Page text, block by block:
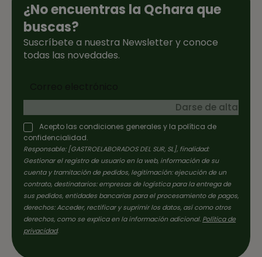
¿No encuentras la Qchara que
buscas?
Suscríbete a nuestra Newsletter y conoce
todas las novedades.
Darse de alta
Acepto las condiciones generales y la política de
confidencialidad.
Responsable: [GASTROELABORADOS DEL SUR, SL], finalidad:
Gestionar el registro de usuario en la web, información de su
cuenta y tramitación de pedidos, legitimación: ejecución de un
contrato, destinatarios: empresas de logística para la entrega de
sus pedidos, entidades bancarias para el procesamiento de pagos,
derechos: Acceder, rectificar y suprimir los datos, así como otros
derechos, como se explica en la información adicional. Política de
privacidad.